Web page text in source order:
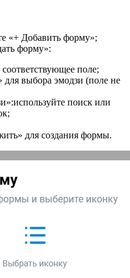
«+ Добавить форму»;
форму»:
поле;
выбора эмодзи (поле не
поиск или
для создания формы.